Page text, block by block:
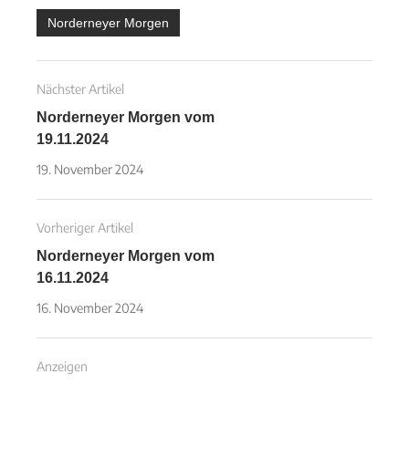
Norderneyer Morgen
Nächster Artikel
Norderneyer Morgen vom
19.11.2024
19. November 2024
Vorheriger Artikel
Norderneyer Morgen vom
16.11.2024
16. November 2024
Anzeigen